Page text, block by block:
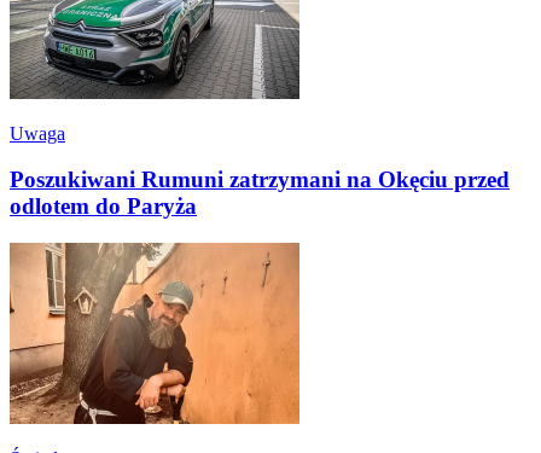
Uwaga
Poszukiwani Rumuni zatrzymani na Okęciu przed
odlotem do Paryża